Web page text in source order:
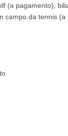
(a pagamento),
da tennis